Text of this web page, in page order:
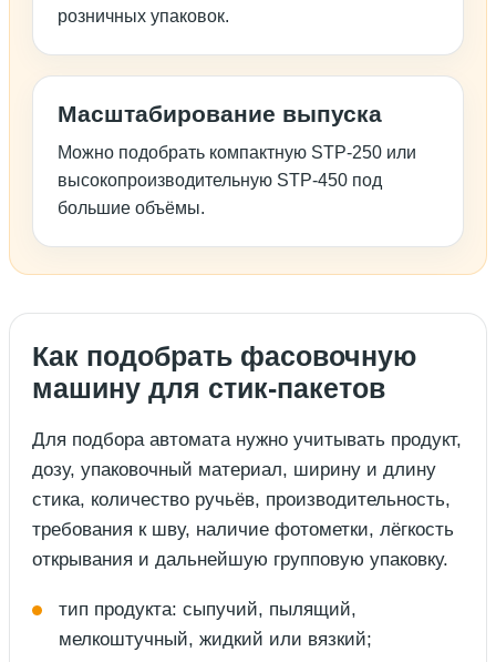
розничных упаковок.
Масштабирование выпуска
Можно подобрать компактную STP-250 или
высокопроизводительную STP-450 под
большие объёмы.
Как подобрать фасовочную
машину для стик-пакетов
Для подбора автомата нужно учитывать продукт,
дозу, упаковочный материал, ширину и длину
стика, количество ручьёв, производительность,
требования к шву, наличие фотометки, лёгкость
открывания и дальнейшую групповую упаковку.
тип продукта: сыпучий, пылящий,
мелкоштучный, жидкий или вязкий;